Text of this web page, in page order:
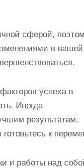
сферой,
в вашей
успеха в
Иногда
результатам.
к
и работы над